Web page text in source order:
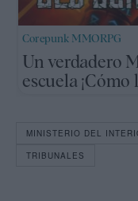
Corepunk MMORPG
Un verdadero
escuela
MINISTERIO DEL
TRIBUNALES